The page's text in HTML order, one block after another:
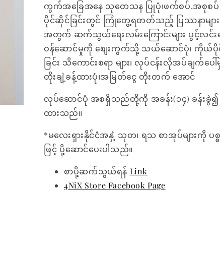
ကွက်အခြေအနေ သုတေသန ပြုပုံ၊ဖက်စပ်,အစုစပ် စီး
ပိုင်ဆိုင်ခြင်းတွင် ကြုံတွေ့ရတတ်သည့် ပြဿနာမျာ
အတွက် ဆက်သွယ်ရေးလမ်းကြောင်းများ ပွင့်လင်
ဝန်ဆောင်မှုကို စျေးကွက်သို့ သယ်ဆောင်ပုံ၊ ကိုယ်ပို
ခြင်း သိကောင်းစရာ များ၊ လုပ်ငန်းလိုအပ်ချက်ပ
တိုးချဲ့ခန့်ထားပုံ၊အမြတ်ငွေ တိုးတက် အောင်
လုပ်ဆောင်ပုံ အစရှိသည်တို့ကို အခန်း(၁၄) ခန်းခွဲ၍
ထားသည်။
*မလေးရှားနိုင်ငံအနှံ့ သုတ၊ ရသ စာအုပ်များကို ပစ္
ဖြင့် ပို့ဆောင်ပေးပါသည်။
စာပို့ဆက်သွယ်ရန် Link
4NiX Store Facebook Page